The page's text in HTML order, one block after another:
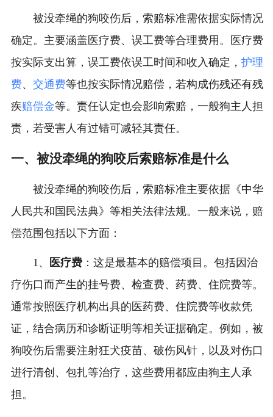
被没牵绳的狗咬伤后，索赔标准需依据实际情况
确定。主要涵盖医疗费、误工费等合理费用。医疗费
按实际支出算，误工费依误工时间和收入确定， 护理
费、 交通费等也按实际情况赔偿，若构成伤残还有残
疾赔偿金等。责任认定也会影响索赔，一般狗主人担
责，若受害人有过错可减轻其责任。
一、被没牵绳的狗咬后索赔标准是什么
被没牵绳的狗咬伤后，索赔标准主要依据《中华
人民共和国民法典》等相关法律法规。一般来说，赔
偿范围包括以下方面：
1、 医疗费：这是最基本的赔偿项目。包括因治
疗伤口而产生的挂号费、检查费、药费、住院费等。
通常按照医疗机构出具的医药费、住院费等收款凭
证，结合病历和诊断证明等相关证据确定。例如，被
狗咬伤后需要注射狂犬疫苗、破伤风针，以及对伤口
进行清创、包扎等治疗，这些费用都应由狗主人承
担。